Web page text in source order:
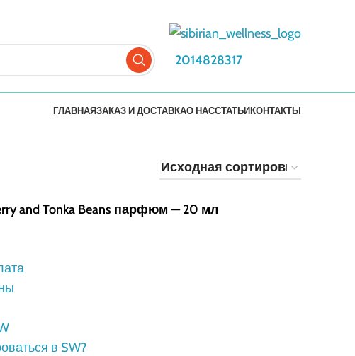
2014828317
ГЛАВНАЯЗАКАЗ И ДОСТАВКАО НАССТАТЬИКОНТАКТЫ
and Tonka Beans парфюм — 20 мл
в SW?